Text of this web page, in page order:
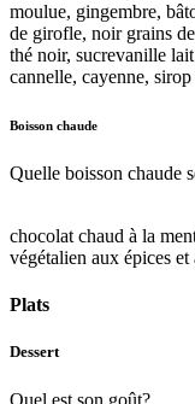
moulue, gingembre,
de girofle, noir grains
thé noir, sucrevanille lait
cannelle, cayenne, sirop
Boisson chaude
Quelle boisson chaude
chocolat chaud à la
végétalien aux épices
Plats
Dessert
Quel est son goût?